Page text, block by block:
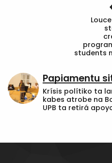
students
Papiamentu
Krísis polítiko ta
kabes atrobe na
UPB ta retirá